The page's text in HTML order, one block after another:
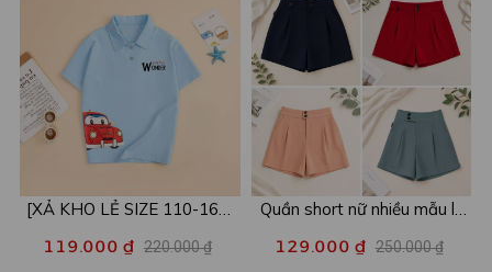
[XẢ KHO LẺ SIZE 110-160]
mẫu - Áo trẻ em từ 15-42kg
119.000 ₫ 220.000 ₫
Quần short nữ nhiều mẫu lẻ
còn 99k/c - Loza XA016
129.000 ₫ 250.000 ₫